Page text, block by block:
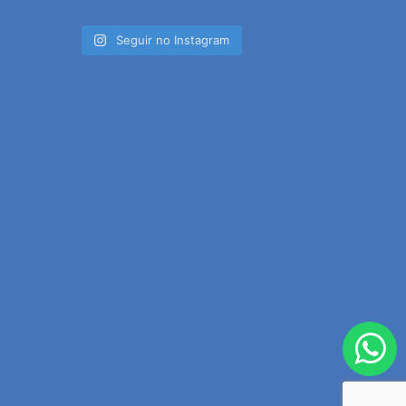
Seguir no Instagram